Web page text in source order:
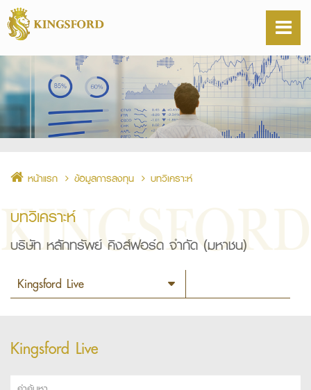
หน้าแรก ข้อมูลการลงทุน บทวิเคราะห์
บทวิเคราะห์
บริษัท หลักทรัพย์ คิงส์ฟอร์ด จำกัด (มหาชน)
Kingsford Live